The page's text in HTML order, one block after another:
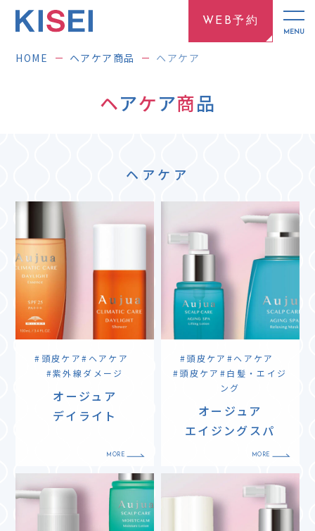
WEB予約
HOME ヘアケア商品 ヘアケア
ヘアケア商品
ヘアケア
頭皮ケア
ヘアケア
紫外線ダメージ
オージュア
デイライト
頭皮ケア
ヘアケア
頭皮ケア
白髪・エイジ
ング
オージュア
エイジングスパ